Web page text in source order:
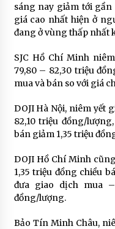
sáng nay giảm tới gần
giá cao nhất hiện ở
đang ở vùng thấp nhất
SJC Hồ Chí Minh
79,80 – 82,30 triệu
mua và bán so với giá
DOJI Hà Nội, niêm yết
82,10 triệu đồng/
bán giảm 1,35 triệu
DOJI Hồ Chí Minh
1,35 triệu đồng chiều
đưa giao dịch mua
đồng/lượng.
Bảo Tín Minh Châu,